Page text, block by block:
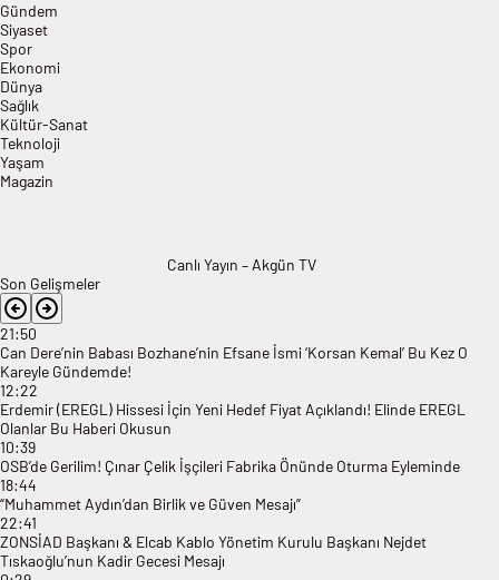
Gündem
Siyaset
Spor
Ekonomi
Dünya
Sağlık
Kültür-Sanat
Teknoloji
Yaşam
Magazin
Canlı Yayın – Akgün TV
Son Gelişmeler
21:50
Can Dere’nin Babası Bozhane’nin Efsane İsmi ‘Korsan Kemal’ Bu Kez O
Kareyle Gündemde!
12:22
Erdemir (EREGL) Hissesi İçin Yeni Hedef Fiyat Açıklandı! Elinde EREGL
Olanlar Bu Haberi Okusun
10:39
OSB’de Gerilim! Çınar Çelik İşçileri Fabrika Önünde Oturma Eyleminde
18:44
“Muhammet Aydın’dan Birlik ve Güven Mesajı”
22:41
ZONSİAD Başkanı & Elcab Kablo Yönetim Kurulu Başkanı Nejdet
Tıskaoğlu’nun Kadir Gecesi Mesajı